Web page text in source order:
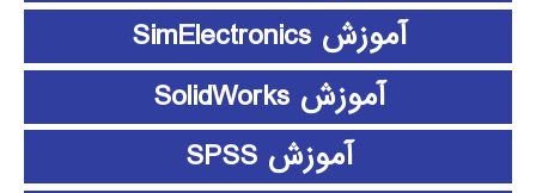
آموزش SimElectronics
آموزش SolidWorks
آموزش SPSS